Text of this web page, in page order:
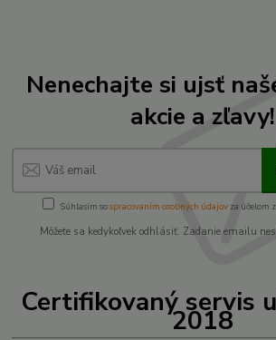
Nenechajte si ujsť
akcie a zľavy!
Súhlasím sospracovaním osobných údajov za účelom
Môžete sa kedykoľvek odhlásiť. Zadanie emailu
Certifikovaný servis
2018